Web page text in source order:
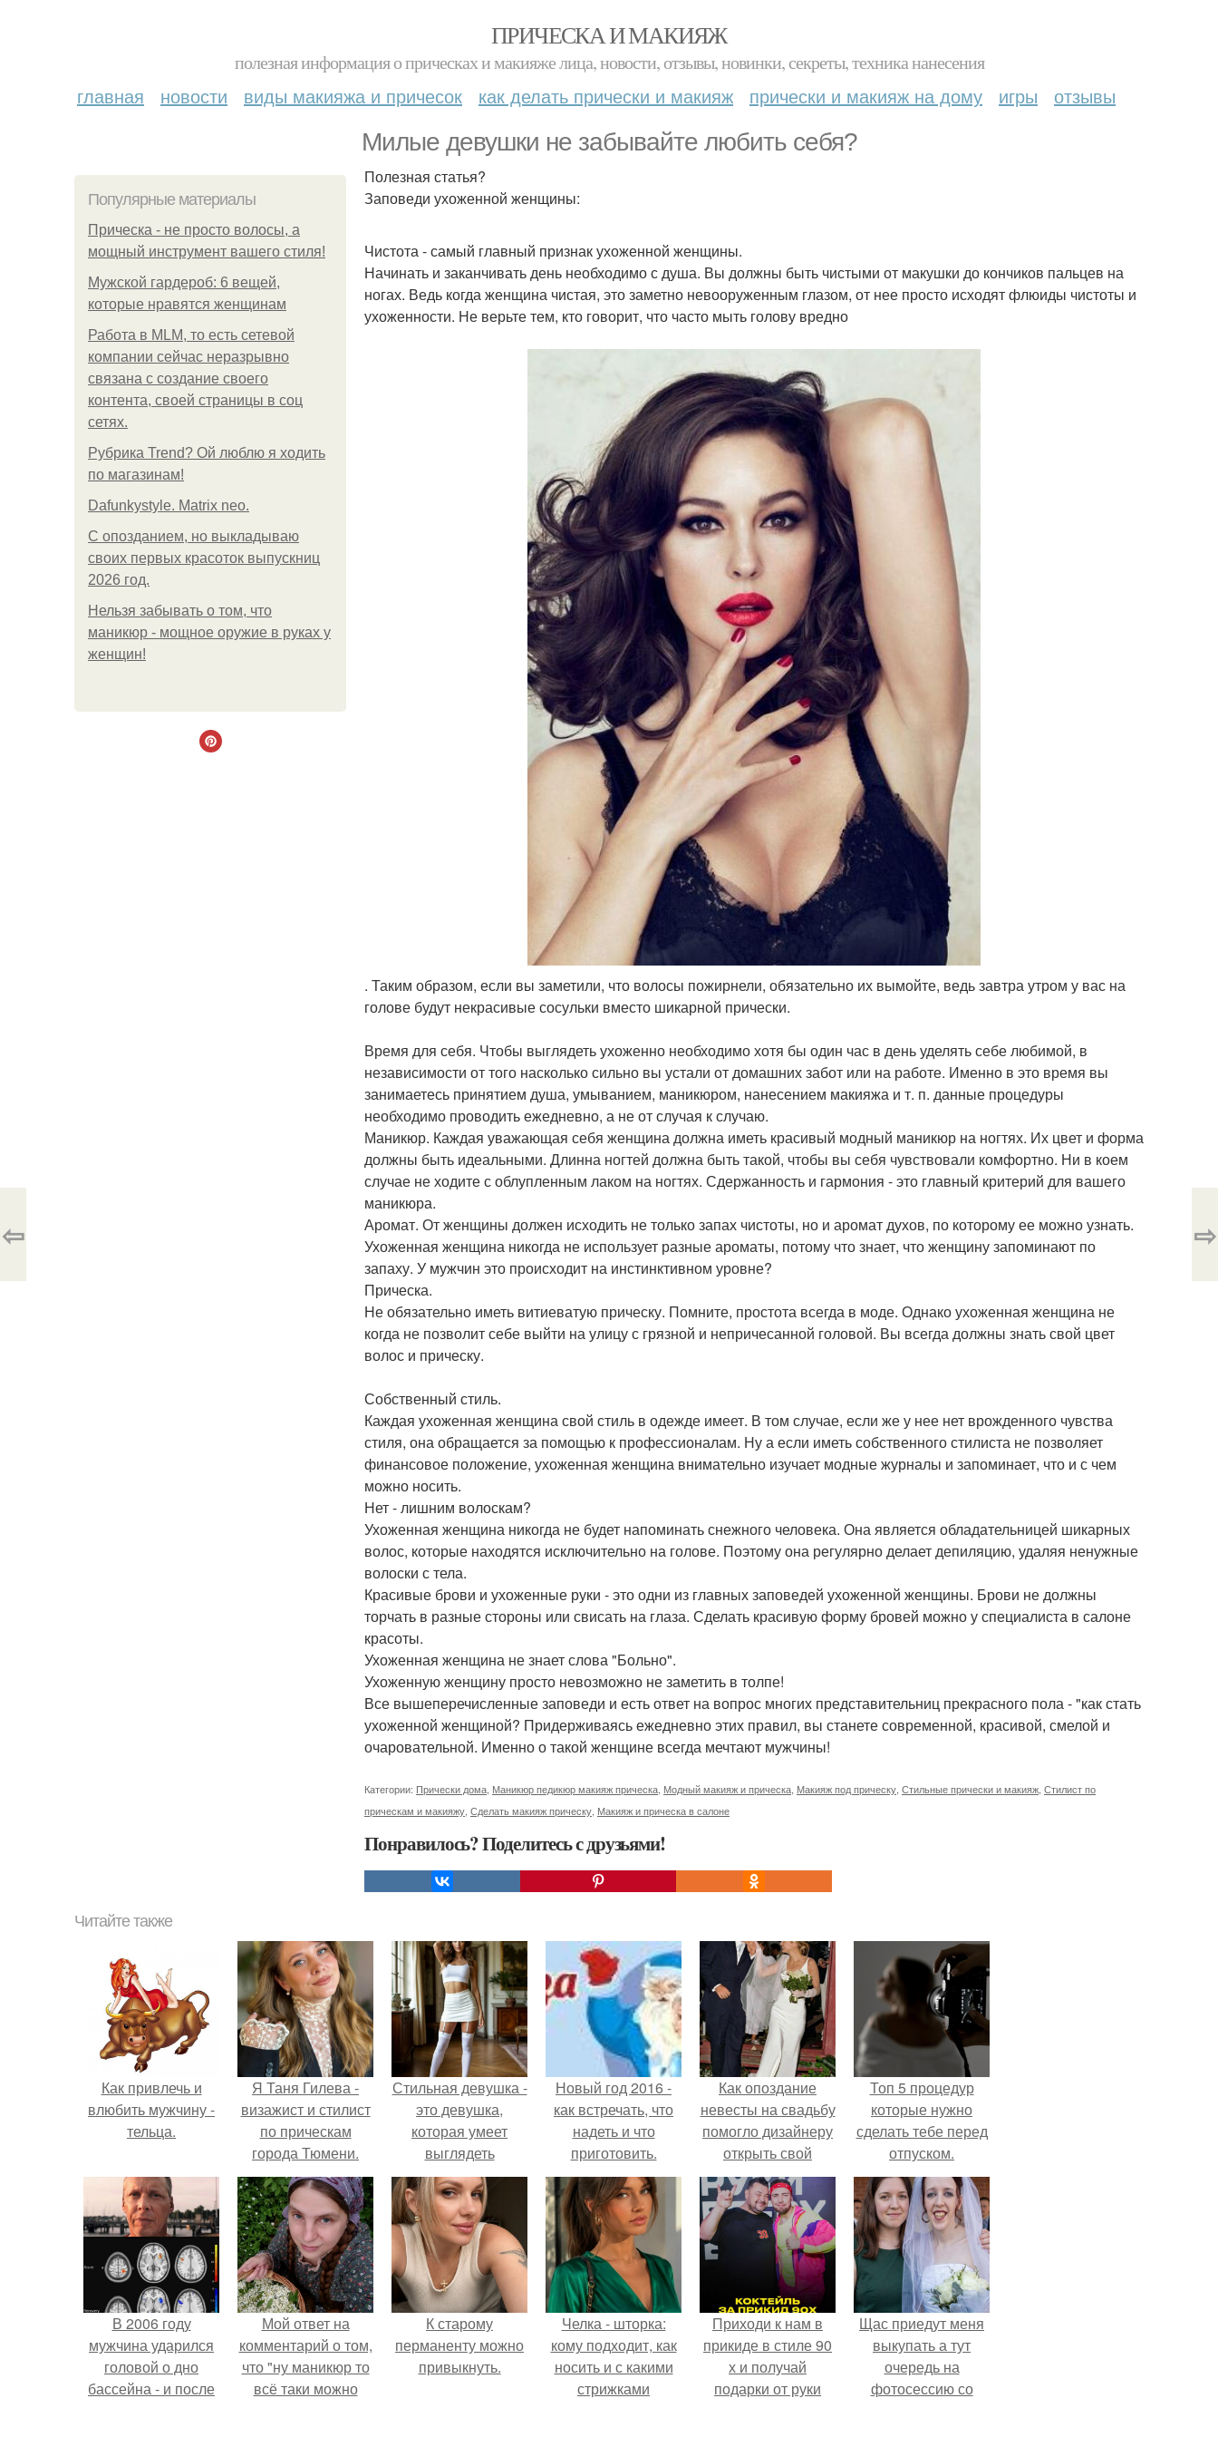
ПРИЧЕСКА И МАКИЯЖ
полезная информация о прическах и макияже лица, новости, отзывы, новинки, секреты, техника нанесения
главная новости виды макияжа и причесок как делать прически и макияж прически и макияж на дому игры отзывы
Милые девушки не забывайте любить себя?
Популярные материалы
Прическа - не просто волосы, а
мощный инструмент вашего стиля!
Мужской гардероб: 6 вещей,
которые нравятся женщинам
Работа в MLM, то есть сетевой
компании сейчас неразрывно
связана с создание своего
контента, своей страницы в соц
сетях.
Рубрика Trend? Ой люблю я ходить
по магазинам!
Dafunkystyle. Matrix neo.
С опозданием, но выкладываю
своих первых красоток выпускниц
2026 год.
Нельзя забывать о том, что
маникюр - мощное оружие в руках у
женщин!
Полезная статья?
Заповеди ухоженной женщины:
Чистота - самый главный признак ухоженной женщины.
Начинать и заканчивать день необходимо с душа. Вы должны быть чистыми от макушки до кончиков пальцев на
ногах. Ведь когда женщина чистая, это заметно невооруженным глазом, от нее просто исходят флюиды чистоты и
ухоженности. Не верьте тем, кто говорит, что часто мыть голову вредно
. Таким образом, если вы заметили, что волосы пожирнели, обязательно их вымойте, ведь завтра утром у вас на
голове будут некрасивые сосульки вместо шикарной прически.
Время для себя. Чтобы выглядеть ухоженно необходимо хотя бы один час в день уделять себе любимой, в
независимости от того насколько сильно вы устали от домашних забот или на работе. Именно в это время вы
занимаетесь принятием душа, умыванием, маникюром, нанесением макияжа и т. п. данные процедуры
необходимо проводить ежедневно, а не от случая к случаю.
Маникюр. Каждая уважающая себя женщина должна иметь красивый модный маникюр на ногтях. Их цвет и форма
должны быть идеальными. Длинна ногтей должна быть такой, чтобы вы себя чувствовали комфортно. Ни в коем
случае не ходите с облупленным лаком на ногтях. Сдержанность и гармония - это главный критерий для вашего
маникюра.
Аромат. От женщины должен исходить не только запах чистоты, но и аромат духов, по которому ее можно узнать.
Ухоженная женщина никогда не использует разные ароматы, потому что знает, что женщину запоминают по
запаху. У мужчин это происходит на инстинктивном уровне?
Прическа.
Не обязательно иметь витиеватую прическу. Помните, простота всегда в моде. Однако ухоженная женщина не
когда не позволит себе выйти на улицу с грязной и непричесанной головой. Вы всегда должны знать свой цвет
волос и прическу.
Собственный стиль.
Каждая ухоженная женщина свой стиль в одежде имеет. В том случае, если же у нее нет врожденного чувства
стиля, она обращается за помощью к профессионалам. Ну а если иметь собственного стилиста не позволяет
финансовое положение, ухоженная женщина внимательно изучает модные журналы и запоминает, что и с чем
можно носить.
Нет - лишним волоскам?
Ухоженная женщина никогда не будет напоминать снежного человека. Она является обладательницей шикарных
волос, которые находятся исключительно на голове. Поэтому она регулярно делает депиляцию, удаляя ненужные
волоски с тела.
Красивые брови и ухоженные руки - это одни из главных заповедей ухоженной женщины. Брови не должны
торчать в разные стороны или свисать на глаза. Сделать красивую форму бровей можно у специалиста в салоне
красоты.
Ухоженная женщина не знает слова "Больно".
Ухоженную женщину просто невозможно не заметить в толпе!
Все вышеперечисленные заповеди и есть ответ на вопрос многих представительниц прекрасного пола - "как стать
ухоженной женщиной? Придерживаясь ежедневно этих правил, вы станете современной, красивой, смелой и
очаровательной. Именно о такой женщине всегда мечтают мужчины!
Категории: Прически дома Маникюр педикюр макияж прическа Модный макияж и прическа Макияж под прическу Стильные прически и макияж Стилист по
прическам и макияжу Сделать макияж прическу Макияж и прическа в салоне
Понравилось? Поделитесь с друзьями!
⇦ ⇨
Читайте также
Как привлечь и
влюбить мужчину -
тельца.
Я Таня Гилева -
визажист и стилист
по прическам
города Тюмени.
Стильная девушка -
это девушка,
которая умеет
выглядеть
привлекательно и
элегантно в любои
ситуации.
Новый год 2016 -
как встречать, что
надеть и что
приготовить.
Как опоздание
невесты на свадьбу
помогло дизайнеру
открыть свой
бренд.
Топ 5 процедур
которые нужно
сделать тебе перед
отпуском.
В 2006 году
мужчина ударился
головой о дно
бассейна - и после
Мой ответ на
комментарий о том,
что "ну маникюр то
всё таки можно
К старому
перманенту можно
привыкнуть.
Челка - шторка:
кому подходит, как
носить и с какими
стрижками
Приходи к нам в
прикиде в стиле 90
х и получай
подарки от руки
Щас приедут меня
выкупать а тут
очередь на
фотосессию со